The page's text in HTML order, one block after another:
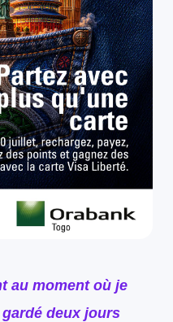
au moment où je
deux jours